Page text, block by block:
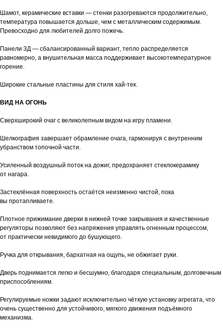
Шамот, керамические вставки — стенки разогреваются продолжительно,
температура повышается дольше, чем с металлическим содержимым.
Превосходно для любителей долго пожечь.
Панели 3Д — сбалансированный вариант, тепло распределяется
равномерно, а внушительная масса поддерживает высокотемпературное
горение.
Широкие стальные пластины для стиля хай-тек.
ВИД НА ОГОНЬ
Сверхширокий очаг с великолепным видом на игру пламени.
Шелкография завершает обрамление очага, гармонируя с внутренним
убранством топочной части.
Усиленный воздушный поток на дожиг, предохраняет стеклокерамику
от нагара.
Застеклённая поверхность остаётся неизменно чистой, пока
вы протапливаете.
Плотное прижимание дверки в нижней точке закрывания и качественные
регуляторы позволяют без напряжения управлять огненным процессом,
от практически невидимого до бушующего.
Ручка для открывания, бархатная на ощупь, не обжигает руки.
Дверь поднимается легко и бесшумно, благодаря специальным, долговечным
приспособлениям.
Регулируемые ножки задают исключительно чёткую установку агрегата, что
очень существенно для устойчивого, мягкого движения подъёмного
механизма.